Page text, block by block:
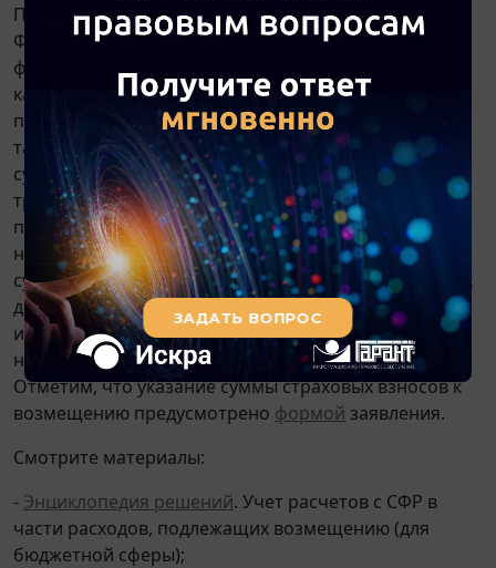
При этом исходя из положенийч. 17 ст. 37
Федерального закона от 24.07.2009 N 213-ФЗ
финансовое обеспечение расходов работодателя
как на оплату дополнительных выходных дней,
предоставляемых для ухода за детьми-инвалидами,
так и на страховые взносы, начисленные на данные
суммы, осуществляется за счет межбюджетных
трансфертов из федерального бюджета,
предоставляемых СФР. То есть исходя из указанной
нормы возмещению от СФР подлежит не только
сумма расходов на оплату четырех дополнительных
дней, предоставляемых для ухода за детьми-
инвалидами, но и сумма страховых взносов,
начисленных и уплаченных с данной выплаты.
Отметим, что указание суммы страховых взносов к
возмещению предусмотрено формой заявления.
Смотрите материалы:
- Энциклопедия решений. Учет расчетов с СФР в
части расходов, подлежащих возмещению (для
бюджетной сферы);